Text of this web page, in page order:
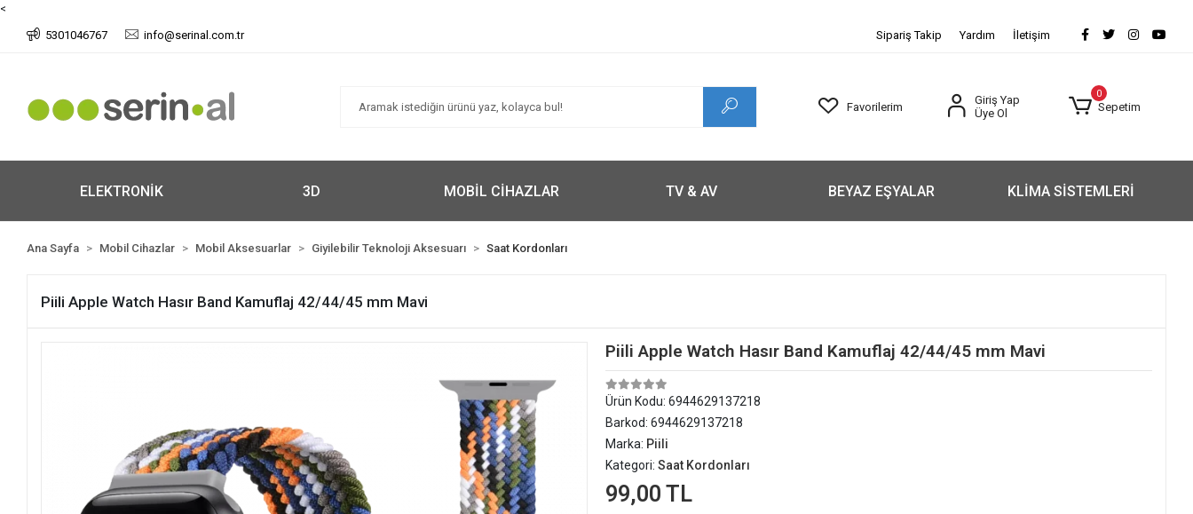
<
5301046767
info@serinal.com.tr Sipariş Takip Yardım İletişim
Favorilerim
Giriş Yap
Üye Ol
0
Sepetim
ELEKTRONİK 3D MOBİL CİHAZLAR TV & AV BEYAZ EŞYALAR KLİMA SİSTEMLERİ
Ana Sayfa Mobil Cihazlar Mobil Aksesuarlar Giyilebilir Teknoloji Aksesuarı Saat Kordonları
Piili Apple Watch Hasır Band Kamuflaj 42/44/45 mm Mavi
Piili Apple Watch Hasır Band Kamuflaj 42/44/45 mm Mavi
Ürün Kodu: 6944629137218
Barkod: 6944629137218
Marka: Piili
Kategori: Saat Kordonları
99,00 TL